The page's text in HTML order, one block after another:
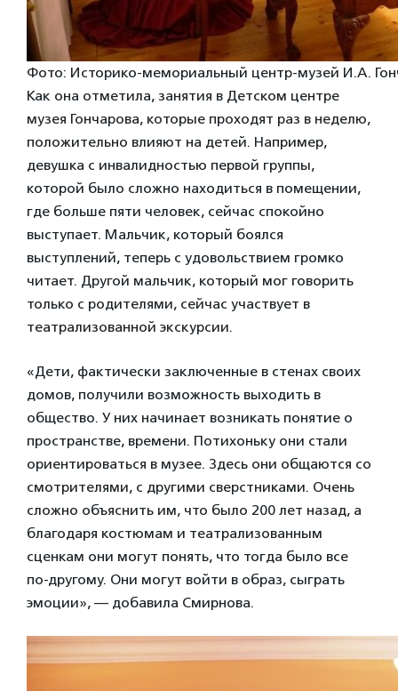
Фото: Историко-мемориальный центр-музей И.А.
Как она отметила, занятия в Детском центре
музея Гончарова, которые проходят раз в неделю,
положительно влияют на детей. Например,
девушка с инвалидностью первой группы,
которой было сложно находиться в помещении,
где больше пяти человек, сейчас спокойно
выступает. Мальчик, который боялся
выступлений, теперь с удовольствием громко
читает. Другой мальчик, который мог говорить
только с родителями, сейчас участвует в
театрализованной экскурсии.
«Дети, фактически заключенные в стенах своих
домов, получили возможность выходить в
общество. У них начинает возникать понятие о
пространстве, времени. Потихоньку они стали
ориентироваться в музее. Здесь они общаются со
смотрителями, с другими сверстниками. Очень
сложно объяснить им, что было 200 лет назад, а
благодаря костюмам и театрализованным
сценкам они могут понять, что тогда было все
по-другому. Они могут войти в образ, сыграть
эмоции», — добавила Смирнова.